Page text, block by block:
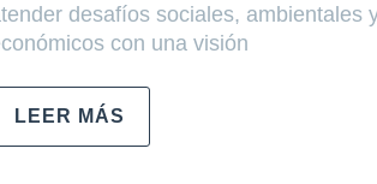
desafíos sociales, ambientales
con una visión
LEER MÁS